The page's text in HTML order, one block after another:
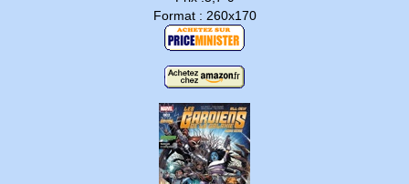
Format : 260x170